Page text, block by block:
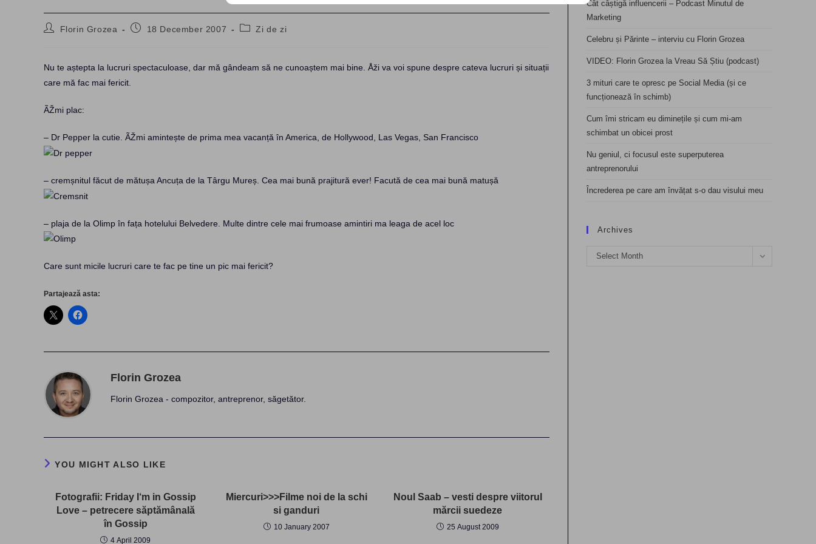
PostFlorin Grozea
Post18 December 2007
PostZi de zi
Nu te aștepta la lucruri spectaculoase, dar mă gândeam să ne cunoaștem mai bine. Åži va voi spune despre cateva lucruri și situații
care mă fac mai fericit.
ÃŽmi plac:
– Dr Pepper la cutie. ÃŽmi amintește de prima mea vacanță în America, de Hollywood, Las Vegas, San Francisco
– cremșnitul făcut de mătușa Ancuța de la Târgu Mureș. Cea mai bună prajitură ever! Facută de cea mai bună matușă
– plaja de la Olimp în fața hotelului Belvedere. Multe dintre cele mai frumoase amintiri ma leaga de acel loc
Care sunt micile lucruri care te fac pe tine un pic mai fericit?
Partajează asta:
Florin Grozea
Florin Grozea - compozitor, antreprenor, săgetător.
YOU MIGHT ALSO LIKE
Fotografii: Friday I‘m in Gossip
Love – petrecere săptămânală
în Gossip
4 April 2009
Miercuri>>>Filme noi de la schi
si ganduri
10 January 2007
Noul Saab – vesti despre viitorul
mărcii suedeze
25 August 2009
Cât câștigă influencerii – Podcast Minutul de
Marketing
Celebru și Părinte – interviu cu Florin Grozea
VIDEO: Florin Grozea la Vreau Să Știu (podcast)
3 mituri care te opresc pe Social Media (și ce
funcționează în schimb)
Cum îmi stricam eu diminețile și cum mi-am
schimbat un obicei prost
Nu geniul, ci focusul este superputerea
antreprenorului
Încrederea pe care am învățat s-o dau visului meu
Archives
Archives
Select Month